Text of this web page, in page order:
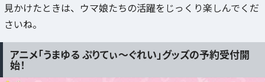
見かけたときは、ウマ娘たちの活躍をじっくり楽しんでくだ
さいね。
アニメ「うまゆる ぷりてぃ～ぐれい」グッズの予約受付開
始！